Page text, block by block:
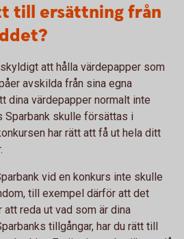
till ersättning från
att hålla värdepapper som
avskilda från sina egna
dina värdepapper normalt inte
Sparbank skulle försättas i
har rätt att få ut hela ditt
vid en konkurs inte skulle
till exempel därför att det
reda ut vad som är dina
tillgångar, har du rätt till